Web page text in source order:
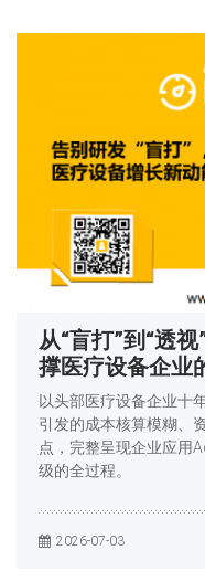
从“盲打”到“透
撑医疗设备企业
以头部医疗设备企业十
引发的成本核算模糊、
点，完整呈现企业应用
级的全过程。
2026-07-03